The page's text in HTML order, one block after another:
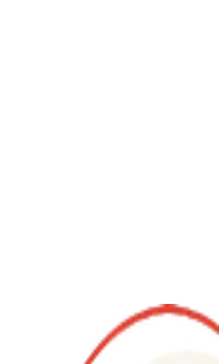
Esperienze